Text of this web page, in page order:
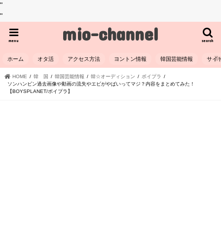
"
"
mio-channel search
menu
ホーム オタ活 アクセス方法 ヨントン情報 韓国芸能情報 サイ
HOME 韓 国 韓国芸能情報 韓☆オーディション
ボイプラ
ソンハンビン過去画像や動画の流失やエピがやばいってマジ？内容をまとめてみた！
【BOYSPLANET/ボイプラ】